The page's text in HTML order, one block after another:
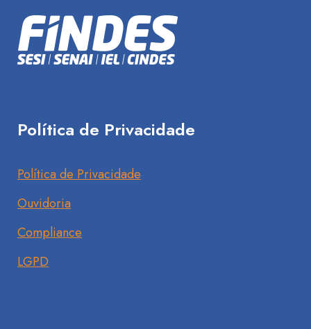
Política de Privacidade
Política de Privacidade
Ouvidoria
Compliance
LGPD